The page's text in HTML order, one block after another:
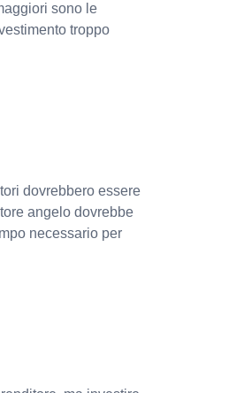
sono le
troppo
dovrebbero essere
angelo dovrebbe
necessario per